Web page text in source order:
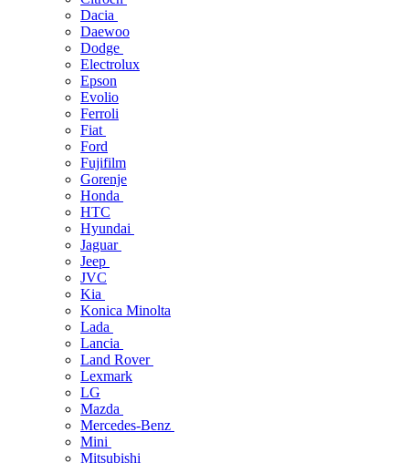
Dacia
Daewoo
Dodge
Electrolux
Epson
Evolio
Ferroli
Fiat
Ford
Fujifilm
Gorenje
Honda
HTC
Hyundai
Jaguar
Jeep
JVC
Kia
Konica Minolta
Lada
Lancia
Land Rover
Lexmark
LG
Mazda
Mercedes-Benz
Mini
Mitsubishi